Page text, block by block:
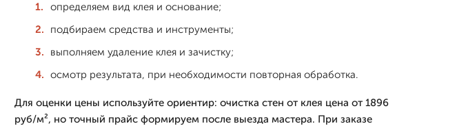
определяем вид клея и основание;
подбираем средства и инструменты;
выполняем удаление клея и зачистку;
осмотр результата, при необходимости повторная обработка.
Для оценки цены используйте ориентир: очистка стен от клея цена от 1896
руб/м², но точный прайс формируем после выезда мастера. При заказе